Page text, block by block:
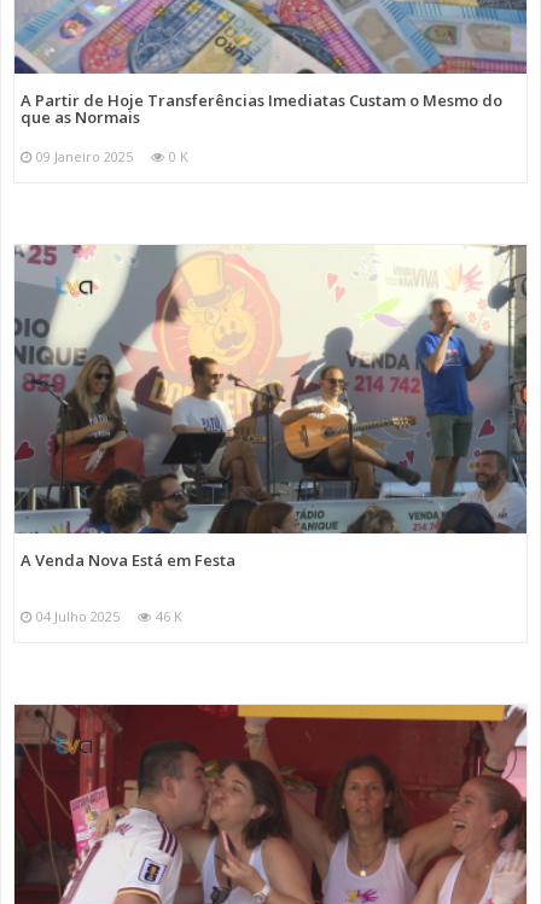
A Partir de Hoje Transferências Imediatas Custam o Mesmo do
que as Normais
09 Janeiro 2025 0 K
A Venda Nova Está em Festa
04 Julho 2025 46 K